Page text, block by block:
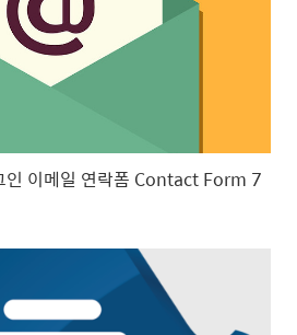
인 이메일 연락폼 Contact Form 7